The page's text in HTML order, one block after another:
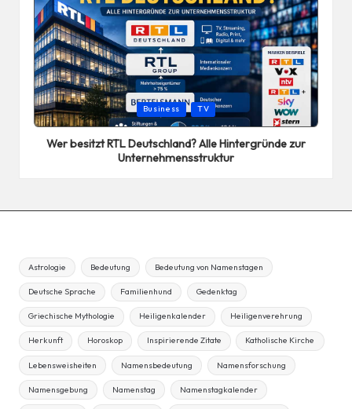
Posted
in
Business TV
Wer besitzt RTL Deutschland? Alle Hintergründe zur
Unternehmensstruktur
Astrologie Bedeutung Bedeutung von Namenstagen
Deutsche Sprache Familienhund Gedenktag
Griechische Mythologie Heiligenkalender Heiligenverehrung
Herkunft Horoskop Inspirierende Zitate Katholische Kirche
Lebensweisheiten Namensbedeutung Namensforschung
Namensgebung Namenstag Namenstagkalender